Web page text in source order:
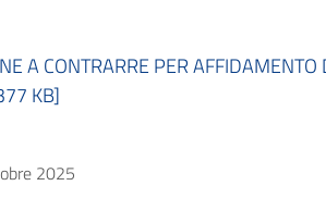
A CONTRARRE PER AFFIDAMENTO
KB]
2025